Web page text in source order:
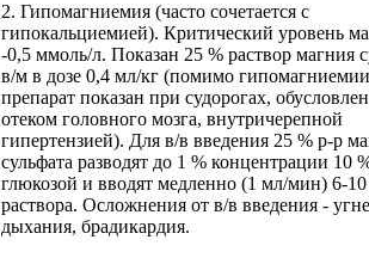
2. Гипомагниемия (часто сочетается с
гипокальциемией). Критический уровень
-0,5 ммоль/л. Показан 25 % раствор магния
в/м в дозе 0,4 мл/кг (помимо гипомагниемии
препарат показан при судорогах,
отеком головного мозга, внутричерепной
гипертензией). Для в/в введения 25 % р-р
сульфата разводят до 1 % концентрации 10
глюкозой и вводят медленно (1 мл/мин) 6-
раствора. Осложнения от в/в введения -
дыхания, брадикардия.